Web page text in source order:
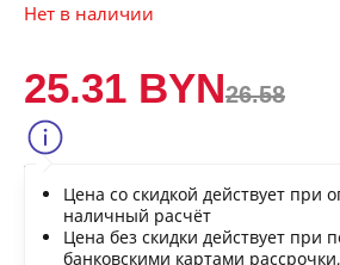
Нет в наличии
25.31 BYN26.58
Цена со скидкой действует при
наличный расчёт
Цена без скидки действует при
банковскими картами
Нашли дешевле?